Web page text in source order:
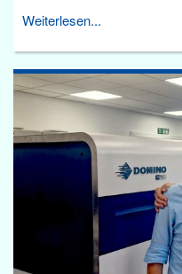
Weiterlesen...